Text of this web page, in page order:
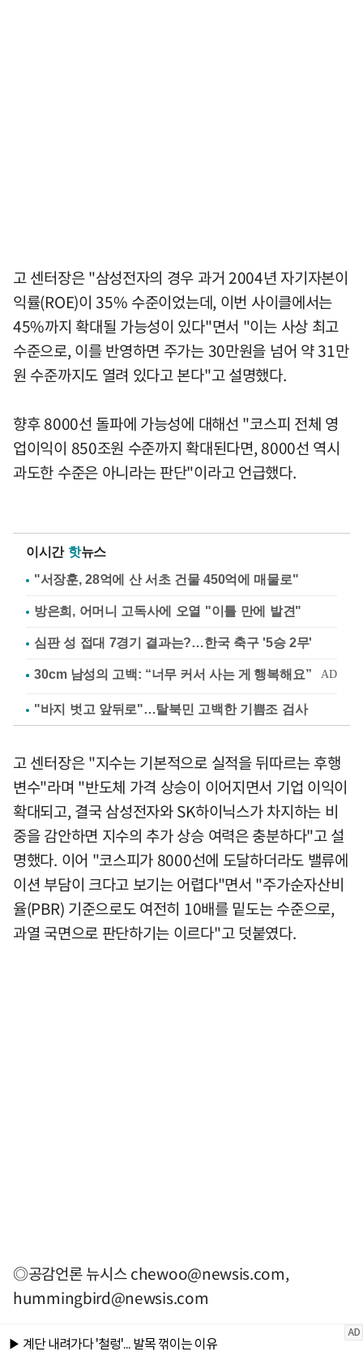
고 센터장은 "삼성전자의 경우 과거 2004년 자기자본이
익률(ROE)이 35% 수준이었는데, 이번 사이클에서는
45%까지 확대될 가능성이 있다"면서 "이는 사상 최고
수준으로, 이를 반영하면 주가는 30만원을 넘어 약 31만
원 수준까지도 열려 있다고 본다"고 설명했다.
향후 8000선 돌파에 가능성에 대해선 "코스피 전체 영
업이익이 850조원 수준까지 확대된다면, 8000선 역시
과도한 수준은 아니라는 판단"이라고 언급했다.
이시간 핫뉴스
"서장훈, 28억에 산 서초 건물 450억에 매물로"
방은희, 어머니 고독사에 오열 "이틀 만에 발견"
심판 성 접대 7경기 결과는?…한국 축구 '5승 2무'
"바지 벗고 앞뒤로"…탈북민 고백한 기쁨조 검사
고 센터장은 "지수는 기본적으로 실적을 뒤따르는 후행
변수"라며 "반도체 가격 상승이 이어지면서 기업 이익이
확대되고, 결국 삼성전자와 SK하이닉스가 차지하는 비
중을 감안하면 지수의 추가 상승 여력은 충분하다"고 설
명했다. 이어 "코스피가 8000선에 도달하더라도 밸류에
이션 부담이 크다고 보기는 어렵다"면서 "주가순자산비
율(PBR) 기준으로도 여전히 10배를 밑도는 수준으로,
과열 국면으로 판단하기는 이르다"고 덧붙였다.
◎공감언론 뉴시스chewoo@newsis.com,
hummingbird@newsis.com